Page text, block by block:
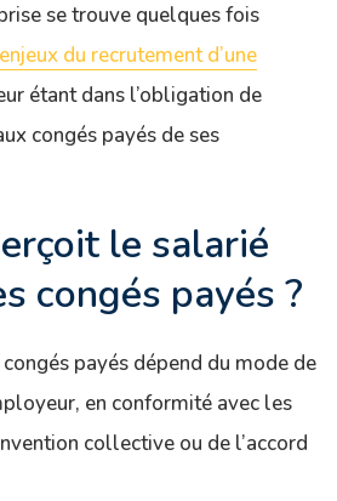
se trouve quelques fois
du recrutement d’une
étant dans l’obligation de
congés payés de ses
le salarié
congés payés ?
payés dépend du mode de
en conformité avec les
collective ou de l’accord